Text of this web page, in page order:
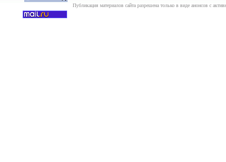
Публикация материалов сайта разрешена только в виде анонсов с